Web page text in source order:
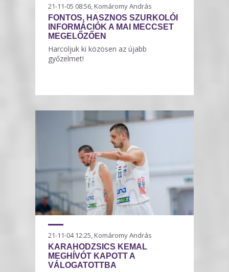
21-11-05 08:56, Komáromy András
FONTOS, HASZNOS SZURKOLÓI
INFORMÁCIÓK A MAI MECCSET
MEGELŐZŐEN
Harcoljuk ki közösen az újabb
győzelmet!
21-11-04 12:25, Komáromy András
KARAHODZSICS KEMAL
MEGHÍVÓT KAPOTT A
VÁLOGATOTTBA